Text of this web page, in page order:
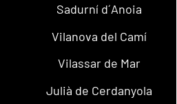
Sadurní d´Anoia
Vilanova del Camí
Vilassar de Mar
Julià de Cerdanyola